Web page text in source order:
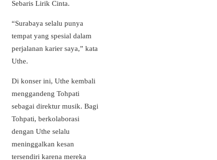
Sebaris Lirik Cinta.
“Surabaya selalu punya
tempat yang spesial dalam
perjalanan karier saya,” kata
Uthe.
Di konser ini, Uthe kembali
menggandeng Tohpati
sebagai direktur musik. Bagi
Tohpati, berkolaborasi
dengan Uthe selalu
meninggalkan kesan
tersendiri karena mereka